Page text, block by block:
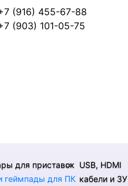
(916) 455-67-88
(903) 101-05-75
для приставок
геймпады для ПК
USB, HDMI
кабели и ЗУ